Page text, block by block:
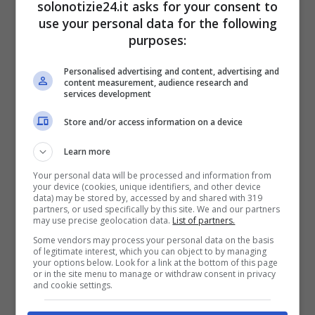
lockdown”
post pubblicato daDiana De Bufalo, ovvero
una foto che la ritrae seduta su una
motoslitta all’aria aperta, in una bellissima
location circondata dalla neve.
LEGGI ANCHE->Andrea Cerioli
oggi è fidanzato con Arianna, ma
sapete chi è la sua ex famosa?
LEGGI ANCHE->Lorenzo
solonotizie24.it asks for your consent to
use your personal data for the following
purposes:
Personalised advertising and content, advertising and
content measurement, audience research and
services development
Store and/or access information on a device
Learn more
Your personal data will be processed and information from
your device (cookies, unique identifiers, and other device
data) may be stored by, accessed by and shared with 319
partners, or used specifically by this site. We and our partners
may use precise geolocation data. List of partners.
Some vendors may process your personal data on the basis
of legitimate interest, which you can object to by managing
your options below. Look for a link at the bottom of this page
or in the site menu to manage or withdraw consent in privacy
and cookie settings.